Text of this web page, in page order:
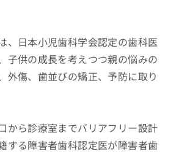
、日本小児歯科学会認定の歯科医
子供の成長を考えつつ親の悩みの
外傷、歯並びの矯正、予防に取り
から診療室までバリアフリー設計
する障害者歯科認定医が障害者歯